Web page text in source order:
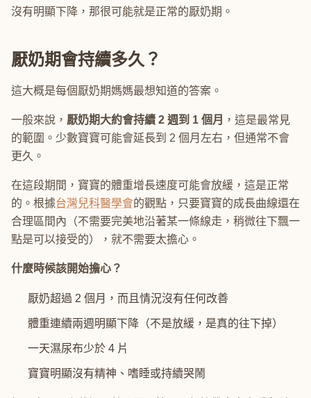
沒有明顯下降，那很可能就是正常的厭奶期。
厭奶期會持續多久？
這大概是每個厭奶期媽媽最想知道的答案。
一般來說， 厭奶期大約會持續 2 週到 1 個月 ，這是最常見
的範圍。少數寶寶可能會延長到 2 個月左右，但通常不會
更久。
在這段期間，寶寶的體重增長速度可能會放緩，這是正常
的。根據台灣兒科醫學會的觀點，只要寶寶的成長曲線還在
合理區間內（不需要完美地沿著某一條線走，稍微往下飄一
點是可以接受的），就不需要太擔心。
什麼時候該開始擔心？
厭奶超過 2 個月，而且情況沒有任何改善
體重連續兩週明顯下降（不是放緩，是真的往下掉）
一天濕尿布少於 4 片
寶寶明顯沒有精神、嗜睡或持續哭鬧